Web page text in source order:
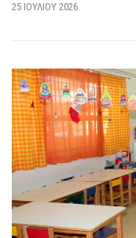
25 ΙΟΥΛΊΟΥ 2026